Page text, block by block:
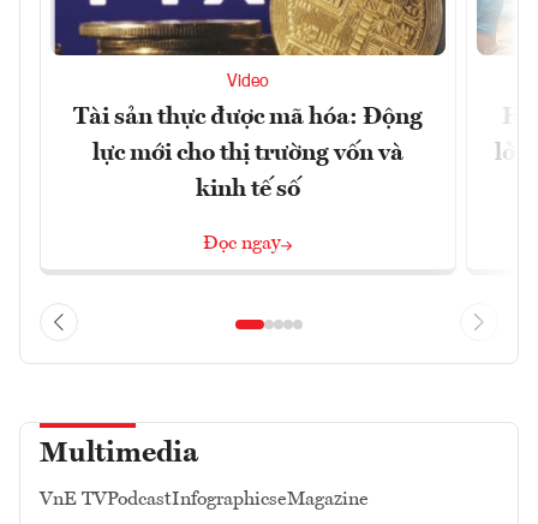
Video
Tài sản thực được mã hóa: Động
lực mới cho thị trường vốn và
kinh tế số
Đọc ngay
lở
Multimedia
VnE TVPodcastInfographicseMagazine